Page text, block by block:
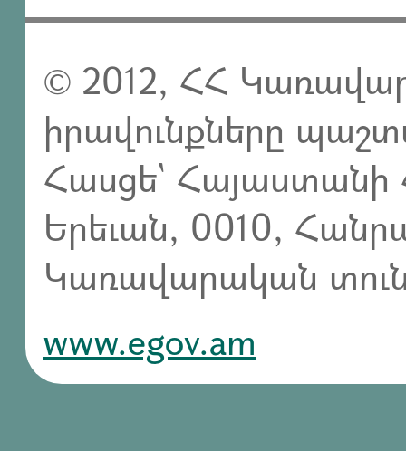
© 2012, ՀՀ
իրավունքները
Հասցե` Հայաստանի
Երեւան, 0010,
Կառավարական
www.egov.am